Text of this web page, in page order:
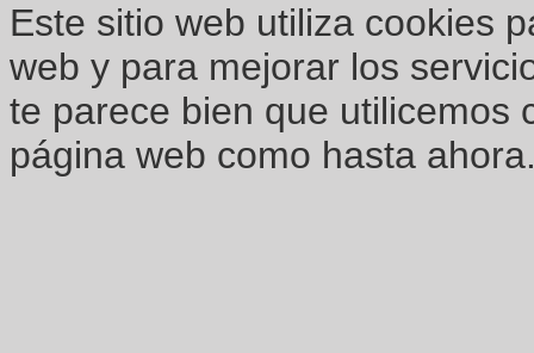
Este sitio web utiliza cookies
web y para mejorar los
te parece bien que utilicemos
página web como hasta